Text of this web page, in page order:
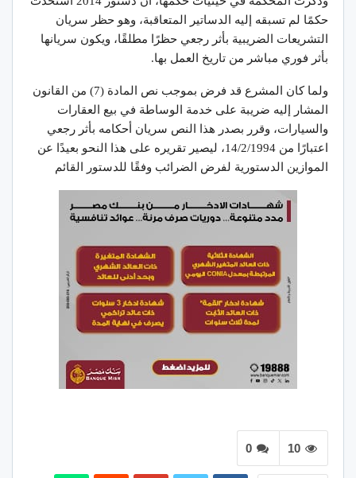
حكمًا لم تسبقه إليه الدساتير المتعاقبة، وهو حظر سريان
التشريعات الضريبية بأثر رجعي حظرًا مطلقًا، ويكون سريانها
بأثر فوري مباشر من تاريخ العمل بها.
ولما كان المشرع قد فرض بموجب نص المادة (7) من القانون
المشار إليه ضريبة على خدمة الوساطة في بيع العقارات
والسيارات، وقرر بصدر هذا النص سريان أحكامه بأثر رجعي
اعتبارًا من 14/2/1994، ليصير تقريره على هذا النحو بعيدًا عن
الموازين الدستورية لفرض الضرائب وفقًا للدستور القائم
0 10